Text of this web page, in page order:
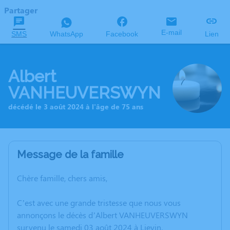
Partager
SMS WhatsApp Facebook E-mail Lien
Albert
VANHEUVERSWYN
décédé le 3 août 2024 à l'âge de 75 ans
Message de la famille
Chère famille, chers amis,
C’est avec une grande tristesse que nous vous
annonçons le décès d’Albert VANHEUVERSWYN
survenu le samedi 03 août 2024 à Lievin.